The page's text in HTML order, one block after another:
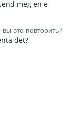
meg en e-
это повторить?
det?